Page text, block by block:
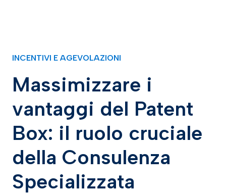
INCENTIVI E AGEVOLAZIONI
Massimizzare i
vantaggi del Patent
Box: il ruolo cruciale
della Consulenza
Specializzata